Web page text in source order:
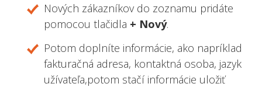
Nových zákazníkov do zoznamu pridáte
pomocou tlačidla + Nový.
Potom doplníte informácie, ako napríklad
fakturačná adresa, kontaktná osoba, jazyk
užívateľa,potom stačí informácie uložiť